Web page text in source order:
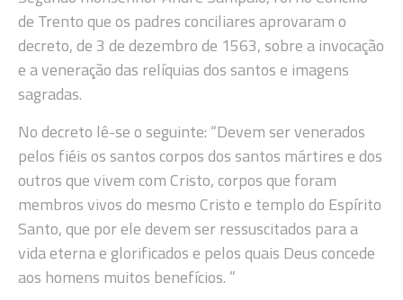
de Trento que os padres conciliares aprovaram o
decreto, de 3 de dezembro de 1563, sobre a invocação
e a veneração das relíquias dos santos e imagens
sagradas.
No decreto lê-se o seguinte: “Devem ser venerados
pelos fiéis os santos corpos dos santos mártires e dos
outros que vivem com Cristo, corpos que foram
membros vivos do mesmo Cristo e templo do Espírito
Santo, que por ele devem ser ressuscitados para a
vida eterna e glorificados e pelos quais Deus concede
aos homens muitos benefícios. ”